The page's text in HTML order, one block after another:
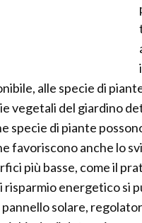
alle specie di
vegetali del giardino
specie di piante
favoriscono anche lo
più basse, come il
energetico si
solare,